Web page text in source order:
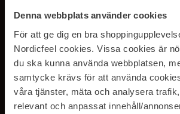
Denna webbplats använder cookies
För att ge dig en bra
Nordicfeel cookies. Vissa cookies är
du ska kunna använda webbplatsen,
samtycke krävs för att använda
våra tjänster, mäta och analysera
relevant och anpassat innehåll/
SUBSCRIBE TO OUR
NEWSLETTER
E-postadresse
Ved å abonnere godtar du vår